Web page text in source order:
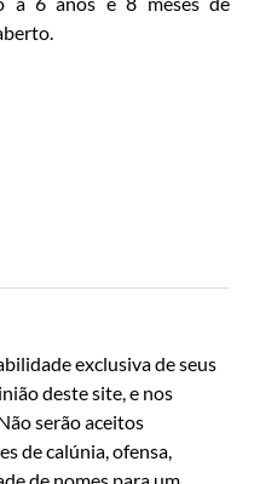
exclusiva de seus
deste site, e nos
serão aceitos
de calúnia, ofensa,